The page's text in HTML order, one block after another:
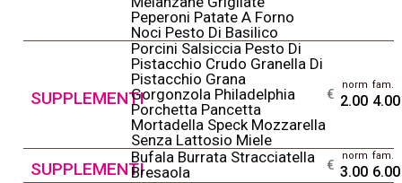
Peperoni Patate A Forno
Noci Pesto Di Basilico
SUPPLEMENTI
@
Porcini Salsiccia Pesto Di
Pistacchio Crudo Granella Di
Pistacchio Grana
Gorgonzola Philadelphia
Porchetta Pancetta
Mortadella Speck Mozzarella
Senza Lattosio Miele
€
norm
2.00
fam.
4.00
SUPPLEMENTI
@Bufala Burrata Stracciatella
Bresaola
€
norm
3.00
fam.
6.00